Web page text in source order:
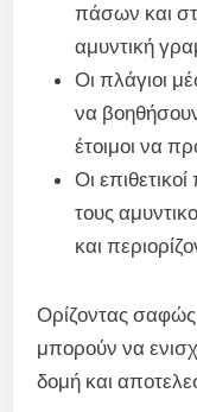
πάσων και
αμυντική
Οι πλάγιοι
να
έτοιμοι να
Οι
τους
και
Ορίζοντας σαφώς
μπορούν να
δομή και